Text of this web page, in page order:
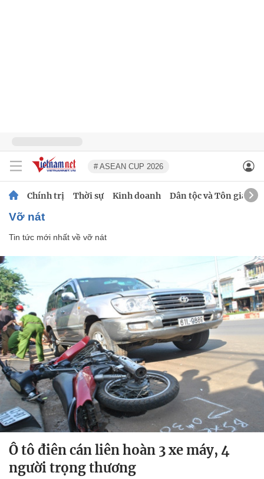
# ASEAN CUP 2026
Chính trị Thời sự Kinh doanh Dân tộc và Tôn giáo
vỡ nát
Tin tức mới nhất về vỡ nát
Ô tô điên cán liên hoàn 3 xe máy, 4
người trọng thương